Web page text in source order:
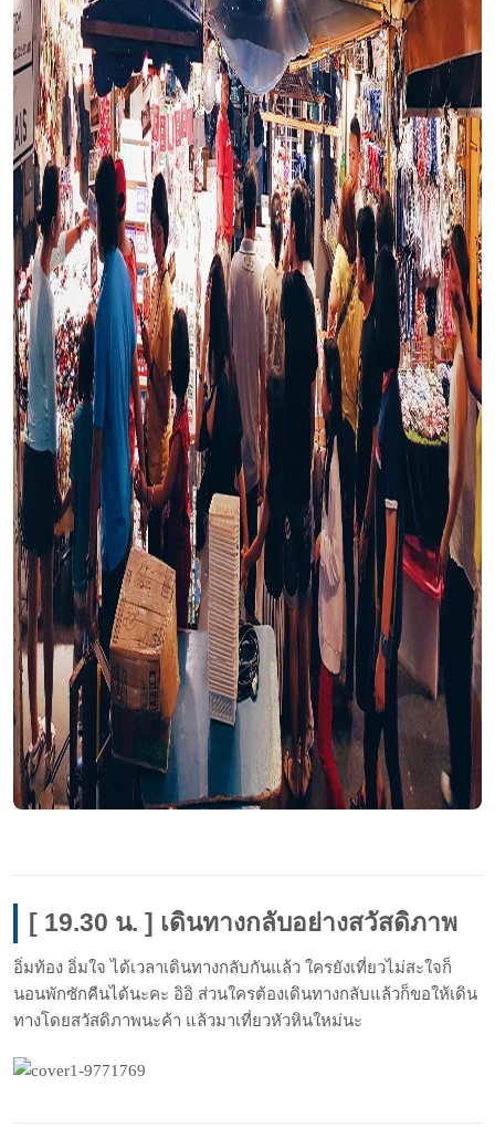
[ 19.30 น. ] เดินทางกลับอย่างสวัสดิภาพ
อิ่มท้อง อิ่มใจ ได้เวลาเดินทางกลับกันแล้ว ใครยังเที่ยวไม่สะใจก็
นอนพักซักคืนได้นะคะ อิอิ ส่วนใครต้องเดินทางกลับแล้วก็ขอให้เดิน
ทางโดยสวัสดิภาพนะค้า แล้วมาเที่ยวหัวหินใหม่นะ